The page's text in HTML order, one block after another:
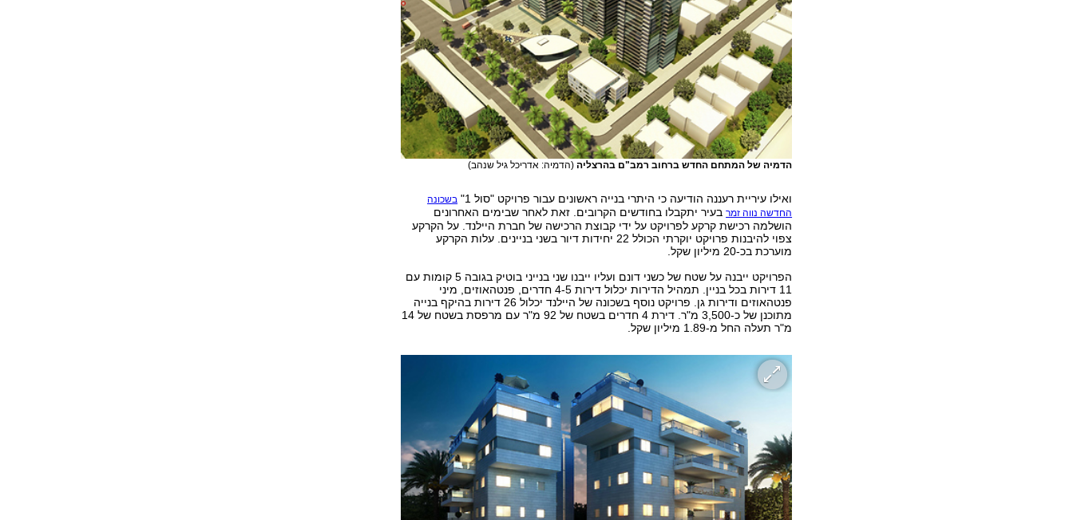
הדמיה של המתחם החדש ברחוב רמב"ם בהרצליה (הדמיה: אדריכל גיל שנהב)
ואילו עיריית רעננה הודיעה כי היתרי בנייה ראשונים עבור פרויקט "סול 1"
בשכונה
החדשה נווה זמרבעיר יתקבלו בחודשים הקרובים. זאת לאחר שבימים האחרונים
הושלמה רכישת קרקע לפרויקט על ידי קבוצת הרכישה של חברת היילנד. על הקרקע
צפוי להיבנות פרויקט יוקרתי הכולל 22 יחידות דיור בשני בניינים. עלות הקרקע
מוערכת בכ-20 מיליון שקל.
הפרויקט ייבנה על שטח של כשני דונם ועליו ייבנו שני בנייני בוטיק בגובה 5 קומות עם
11 דירות בכל בניין. תמהיל הדירות יכלול דירות 4-5 חדרים, פנטהאוזים, מיני
פנטהאוזים ודירות גן. פרויקט נוסף בשכונה של היילנד יכלול 26 דירות בהיקף בנייה
מתוכנן של כ-3,500 מ"ר. דירת 4 חדרים בשטח של 92 מ"ר עם מרפסת בשטח של 14
מ"ר תעלה החל מ-1.89 מיליון שקל.‏‏